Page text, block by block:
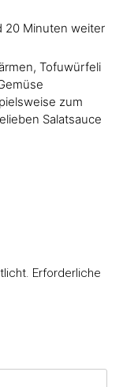
20 Minuten weiter
Tofuwürfeli
zum
Salatsauce
Erforderliche